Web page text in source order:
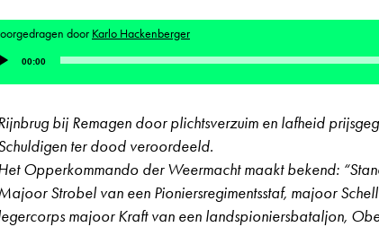
door Karlo Hackenberger
00:00
bij Remagen door plichtsverzuim en lafheid
ter dood veroordeeld.
Opperkommando der Weermacht maakt bekend:
Strobel van een Pioniersregimentsstaf, majoor
majoor Kraft van een landspioniersbataljon,